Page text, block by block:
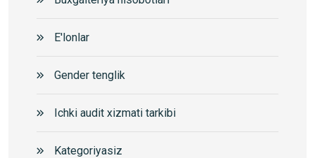
E'lonlar
Gender tenglik
Ichki audit xizmati tarkibi
Kategoriyasiz